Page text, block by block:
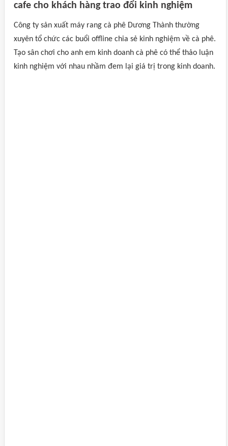
cafe cho khách hàng trao đổi kinh nghiệm
Công ty sản xuất máy rang cà phê Dương Thành thường
xuyên tổ chức các buổi offline chia sẻ kinh nghiệm về cà phê.
Tạo sân chơi cho anh em kinh doanh cà phê có thể thảo luận
kinh nghiệm với nhau nhầm đem lại giá trị trong kinh doanh.